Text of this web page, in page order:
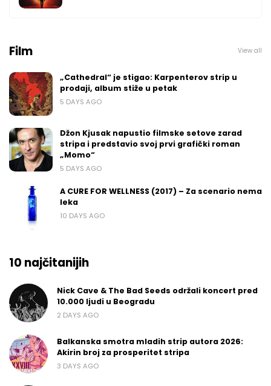
Film View all
„Cathedral“ je stigao: Karpenterov strip u
prodaji, album stiže u petak
5 DAYS AGO
Džon Kjusak napustio filmske setove zarad
stripa i predstavio svoj prvi grafički roman
„Momo“
5 DAYS AGO
A CURE FOR WELLNESS (2017) – Za scenario nema
leka
10 DAYS AGO
10 najčitanijih
Nick Cave & The Bad Seeds održali koncert pred
10.000 ljudi u Beogradu
2 DAYS AGO
Balkanska smotra mladih strip autora 2026:
Akirin broj za prosperitet stripa
3 DAYS AGO